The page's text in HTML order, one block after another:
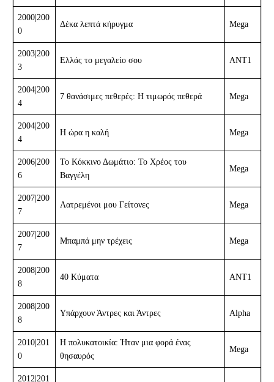
2000|200
0
Δέκα λεπτά κήρυγμα Mega
2003|200
3
Ελλάς το μεγαλείο σου ΑΝΤ1
2004|200
4
7 θανάσιμες πεθερές: Η τιμωρός πεθερά Mega
2004|200
4
Η ώρα η καλή Mega
2006|200
6
Το Κόκκινο Δωμάτιο: Το Χρέος του
Βαγγέλη
Mega
2007|200
7
Λατρεμένοι μου Γείτονες Mega
2007|200
7
Μπαμπά μην τρέχεις Mega
2008|200
8
40 Κύματα ΑΝΤ1
2008|200
8
Υπάρχουν Άντρες και Άντρες Alpha
2010|201
0
Η πολυκατοικία: Ήταν μια φορά ένας
θησαυρός
Mega
2012|201